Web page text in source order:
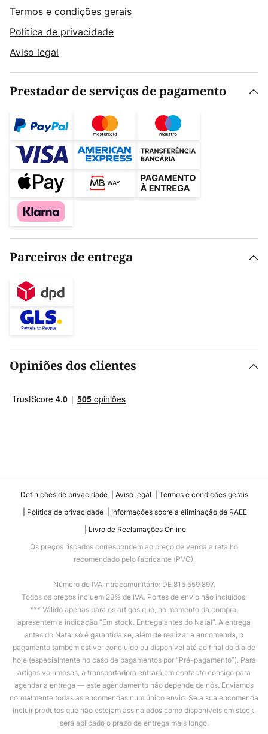
Termos e condições gerais
Política de privacidade
Aviso legal
Prestador de serviços de pagamento
Parceiros de entrega
Opiniões dos clientes
Definições de privacidade Aviso legal
Termos e condições gerais
Política de privacidade
Informações sobre a eliminação de RAEE
Livro de Reclamações Online
Os preços riscados correspondem ao preço de venda a retalho
recomendado pelo fabricante (PVC).
Número de IVA intracomunitário: DE 815 559 897.
Todos os preços incluem 23% de IVA. Portes de envio não incluídos.
*** Válido apenas para os artigos que, no momento da compra,
apresentem a indicação “Em stock. Entrega antes do Natal”. A entrega
antes do Natal só é garantida se, além de realizar a encomenda, o
pagamento também estiver concluído ou disponível até ao final do dia de
hoje (especialmente no caso de pagamentos por “Pré-pagamento”). Para
artigos volumosos, a transportadora entrará em contacto consigo para
agendar a entrega — este agendamento não depende de nós. Enviamos
normalmente todas as encomendas num único envio. Se a sua encomenda
incluir produtos que não estejam assinalados como disponíveis em stock,
será aplicado o prazo de entrega mais longo.